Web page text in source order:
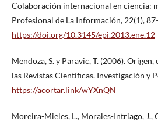
Colaboración internacional en ciencia:
Profesional de La Información, 22(1),
https://doi.org/10.3145/epi.2013.ene.12
Mendoza, S. y Paravic, T. (2006).
las Revistas Científicas. Investigación y
https://acortar.link/wYXnQN
Moreira-Mieles, L., Morales-Intriago, J.,